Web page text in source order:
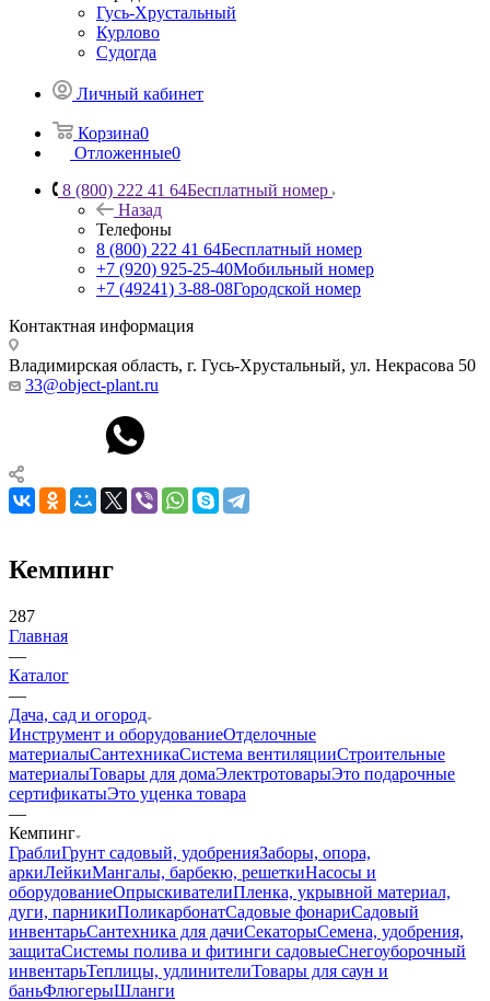
Гусь-Хрустальный
Курлово
Судогда
Личный кабинет
Корзина0
Отложенные0
8 (800) 222 41 64Бесплатный номер
Назад
Телефоны
8 (800) 222 41 64Бесплатный номер
+7 (920) 925-25-40Мобильный номер
+7 (49241) 3-88-08Городской номер
Контактная информация
Владимирская область, г. Гусь-Хрустальный, ул. Некрасова 50
33@object-plant.ru
Кемпинг
287
Главная
—
Каталог
—
Дача, сад и огород
Инструмент и оборудованиеОтделочные
материалыСантехникаСистема вентиляцииСтроительные
материалыТовары для домаЭлектротоварыЭто подарочные
сертификатыЭто уценка товара
—
Кемпинг
ГраблиГрунт садовый, удобренияЗаборы, опора,
аркиЛейкиМангалы, барбекю, решеткиНасосы и
оборудованиеОпрыскивателиПленка, укрывной материал,
дуги, парникиПоликарбонатСадовые фонариСадовый
инвентарьСантехника для дачиСекаторыСемена, удобрения,
защитаСистемы полива и фитинги садовыеСнегоуборочный
инвентарьТеплицы, удлинителиТовары для саун и
баньФлюгерыШланги